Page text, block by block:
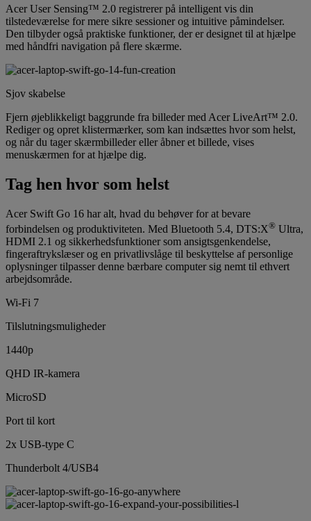
Acer User Sensing™ 2.0 registrerer på intelligent vis din
tilstedeværelse for mere sikre sessioner og intuitive påmindelser.
Den tilbyder også praktiske funktioner, der er designet til at hjælpe
med håndfri navigation på flere skærme.
Sjov skabelse
Fjern øjeblikkeligt baggrunde fra billeder med Acer LiveArt™ 2.0.
Rediger og opret klistermærker, som kan indsættes hvor som helst,
og når du tager skærmbilleder eller åbner et billede, vises
menuskærmen for at hjælpe dig.
Tag hen hvor som helst
Acer Swift Go 16 har alt, hvad du behøver for at bevare
forbindelsen og produktiviteten. Med Bluetooth 5.4, DTS:X® Ultra,
HDMI 2.1 og sikkerhedsfunktioner som ansigtsgenkendelse,
fingeraftrykslæser og en privatlivslåge til beskyttelse af personlige
oplysninger tilpasser denne bærbare computer sig nemt til ethvert
arbejdsområde.
Wi-Fi 7
Tilslutningsmuligheder
1440p
QHD IR-kamera
MicroSD
Port til kort
2x USB-type C
Thunderbolt 4/USB4